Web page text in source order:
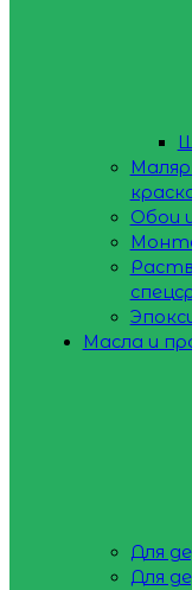
Обои
Масла и
Для
Для